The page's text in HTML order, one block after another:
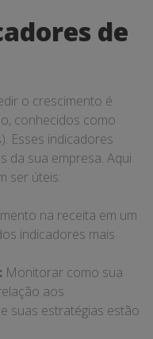
de
o crescimento é
conhecidos como
Esses indicadores
da sua empresa. Aqui
ser úteis:
na receita em um
indicadores mais
Monitorar como sua
aos
suas estratégias estão